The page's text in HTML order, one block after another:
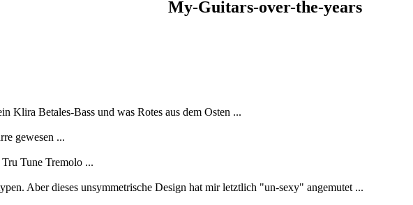
My-Guitars-over-the-years
Klira Betales-Bass und was Rotes aus dem Osten ...
gewesen ...
Tune Tremolo ...
Aber dieses unsymmetrische Design hat mir letztlich "un-sexy" angemutet ...